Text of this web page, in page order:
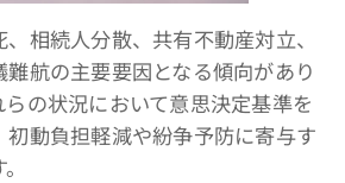
相続人分散、共有不動産対立、
航の主要要因となる傾向があり
の状況において意思決定基準を
動負担軽減や紛争予防に寄与す